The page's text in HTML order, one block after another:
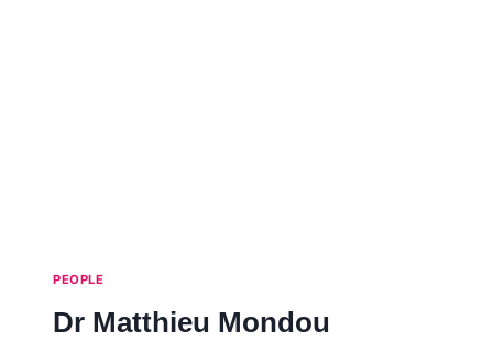
PEOPLE
Dr Matthieu Mondou